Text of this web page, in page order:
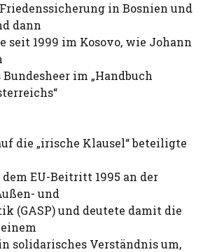
in Bosnien und
dann
seit 1999 im Kosovo, wie Johann
im „Handbuch
die „irische Klausel“ beteiligte
EU-Beitritt 1995 an der
und
(GASP) und deutete damit die
solidarisches Verständnis um,